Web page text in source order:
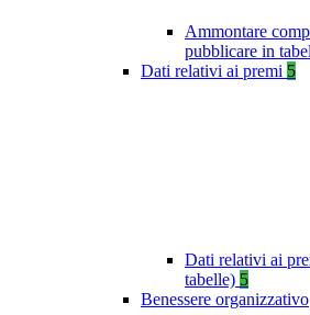
Ammontare
pubblicare in
Dati relativi ai premi 5
Dati relativi ai
tabelle) 5
Benessere organizzativo